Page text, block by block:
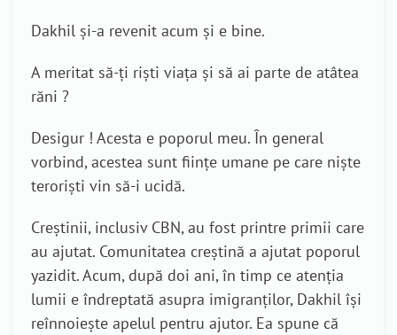
Dakhil și-a revenit acum și e bine.
A meritat să-ți riști viața și să ai parte de atâtea
răni ?
Desigur ! Acesta e poporul meu. În general
vorbind, acestea sunt ființe umane pe care niște
teroriști vin să-i ucidă.
Creștinii, inclusiv CBN, au fost printre primii care
au ajutat. Comunitatea creștină a ajutat poporul
yazidit. Acum, după doi ani, în timp ce atenția
lumii e îndreptată asupra imigranților, Dakhil își
reînnoiește apelul pentru ajutor. Ea spune că